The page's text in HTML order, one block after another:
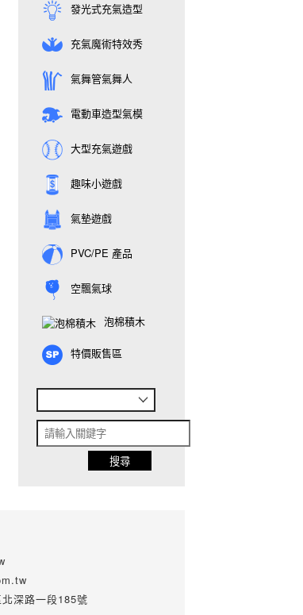
發光式充氣造型
充氣魔術特效秀
氣舞管氣舞人
電動車造型氣模
大型充氣遊戲
趣味小遊戲
氣墊遊戲
PVC/PE 產品
空飄氣球
泡棉積木
特價販售區
深路一段185號